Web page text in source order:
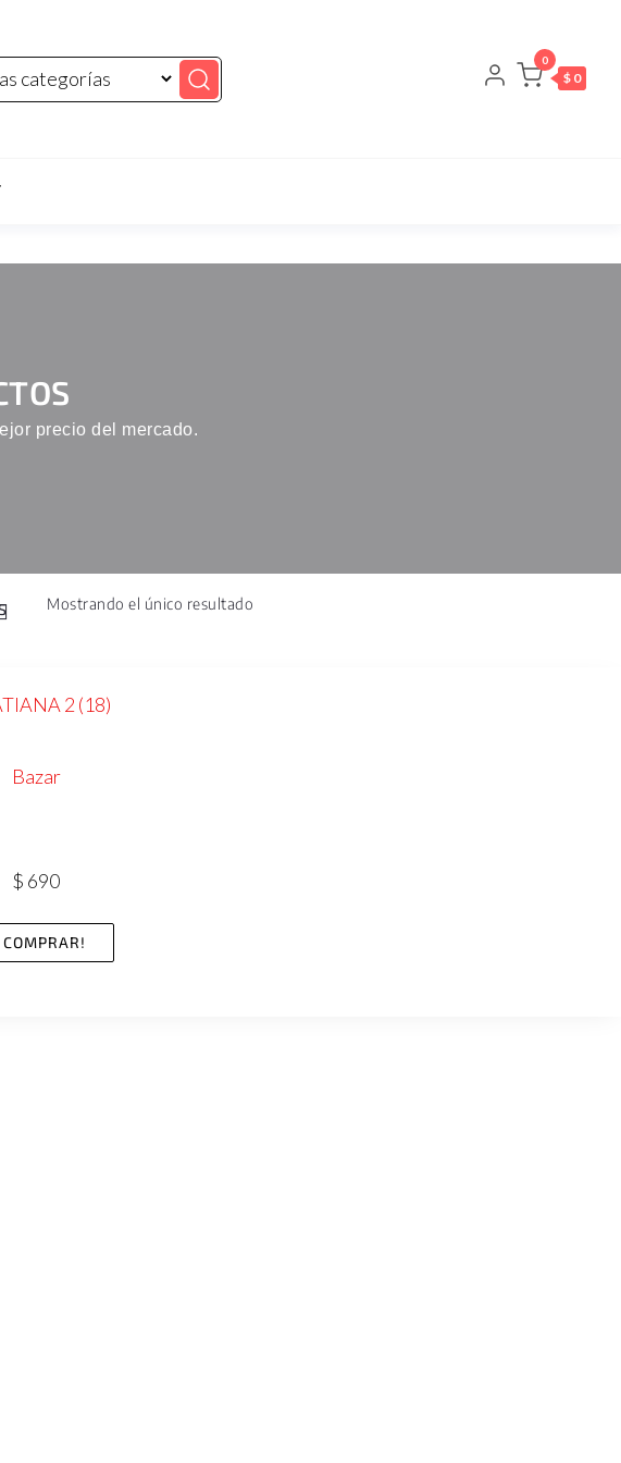
0
$ 0
precio del mercado.
Mostrando el único resultado
Bazar
$ 690
COMPRAR!